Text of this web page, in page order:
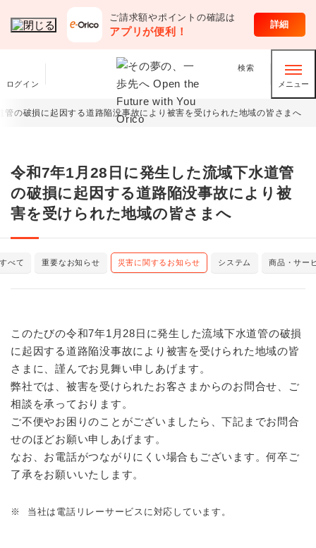
ご請求額やポイントの確認は
アプリが便利！
詳細
ログイン
検索
メニュー
の破損に起因する道路陥没事故により被害を受けられた地域の皆さまへ
令和7年1月28日に発生した流域下水道管
の破損に起因する道路陥没事故により被
害を受けられた地域の皆さまへ
すべて 重要なお知らせ 災害に関するお知らせ システム 商品・サー
このたびの令和7年1月28日に発生した流域下水道管の破損
に起因する道路陥没事故により被害を受けられた地域の皆
さまに、謹んでお見舞い申しあげます。
弊社では、被害を受けられたお客さまからのお問合せ、ご
相談を承っております。
ご不便やお困りのことがございましたら、下記までお問合
せのほどお願い申しあげます。
なお、お電話がつながりにくい場合もございます。何卒ご
了承をお願いいたします。
※ 当社は電話リレーサービスに対応しています。